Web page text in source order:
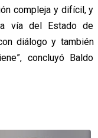
compleja y difícil, y
vía del Estado de
diálogo y también
concluyó Baldo